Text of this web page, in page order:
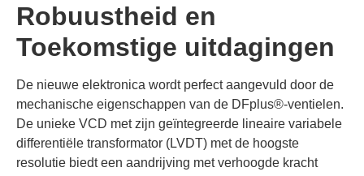
Robuustheid en
Toekomstige uitdagingen
De nieuwe elektronica wordt perfect aangevuld door de
mechanische eigenschappen van de DFplus®-ventielen.
De unieke VCD met zijn geïntegreerde lineaire variabele
differentiële transformator (LVDT) met de hoogste
resolutie biedt een aandrijving met verhoogde kracht